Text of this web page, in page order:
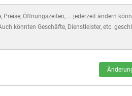
Öffnungszeiten, ... jederzeit ändern
könnten Geschäfte, Dienstleister, etc.